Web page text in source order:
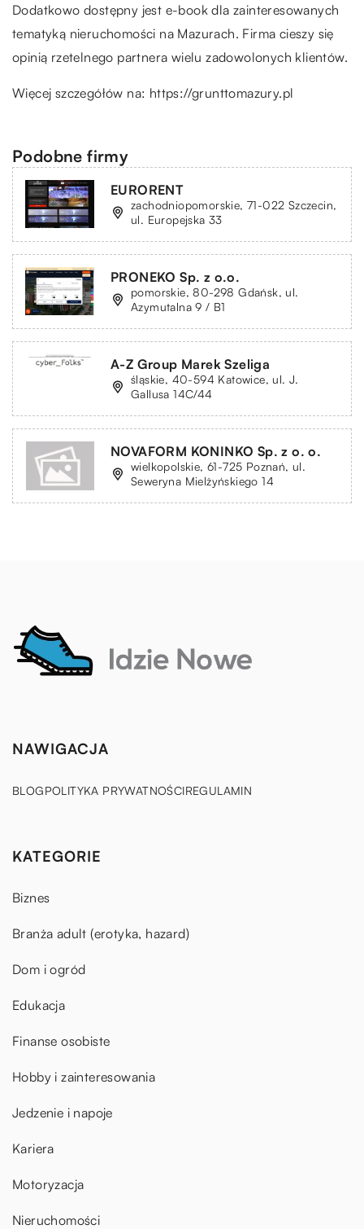
Dodatkowo dostępny jest e-book dla zainteresowanych
tematyką nieruchomości na Mazurach. Firma cieszy się
opinią rzetelnego partnera wielu zadowolonych klientów.
Więcej szczegółów na: https://grunttomazury.pl
Podobne firmy
EURORENT
zachodniopomorskie, 71-022 Szczecin,
ul. Europejska 33
PRONEKO Sp. z o.o.
pomorskie, 80-298 Gdańsk, ul.
Azymutalna 9 / B1
A-Z Group Marek Szeliga
śląskie, 40-594 Katowice, ul. J.
Gallusa 14C/44
NOVAFORM KONINKO Sp. z o. o.
wielkopolskie, 61-725 Poznań, ul.
Seweryna Mielżyńskiego 14
NAWIGACJA
BLOGPOLITYKA PRYWATNOŚCIREGULAMIN
KATEGORIE
Biznes
Branża adult (erotyka, hazard)
Dom i ogród
Edukacja
Finanse osobiste
Hobby i zainteresowania
Jedzenie i napoje
Kariera
Motoryzacja
Nieruchomości